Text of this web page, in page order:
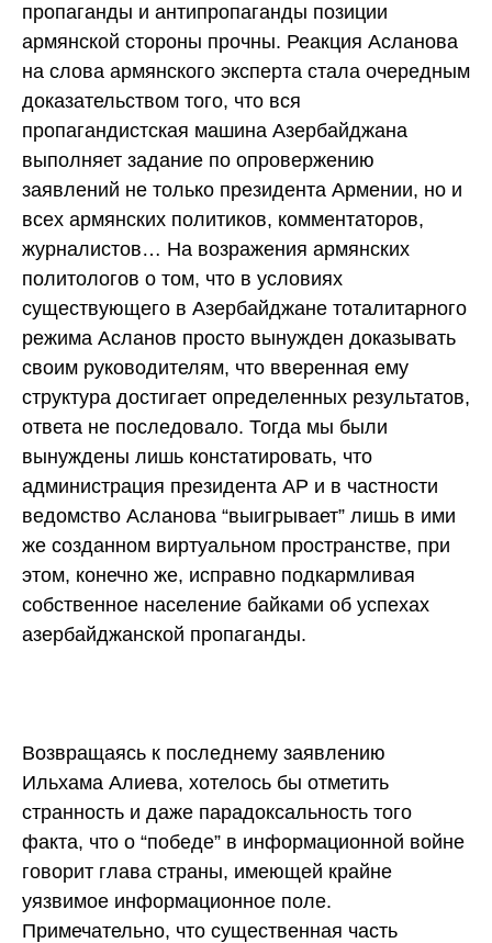
пропаганды и антипропаганды позиции
армянской стороны прочны. Реакция Асланова
на слова армянского эксперта стала очередным
доказательством того, что вся
пропагандистская машина Азербайджана
выполняет задание по опровержению
заявлений не только президента Армении, но и
всех армянских политиков, комментаторов,
журналистов… На возражения армянских
политологов о том, что в условиях
существующего в Азербайджане тоталитарного
режима Асланов просто вынужден доказывать
своим руководителям, что вверенная ему
структура достигает определенных результатов,
ответа не последовало. Тогда мы были
вынуждены лишь констатировать, что
администрация президента АР и в частности
ведомство Асланова “выигрывает” лишь в ими
же созданном виртуальном пространстве, при
этом, конечно же, исправно подкармливая
собственное население байками об успехах
азербайджанской пропаганды.
Возвращаясь к последнему заявлению
Ильхама Алиева, хотелось бы отметить
странность и даже парадоксальность того
факта, что о “победе” в информационной войне
говорит глава страны, имеющей крайне
уязвимое информационное поле.
Примечательно, что существенная часть